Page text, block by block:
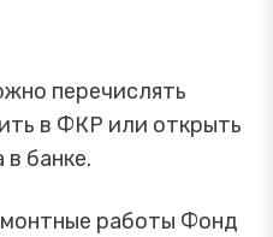
перечислять
в ФКР или открыть
банке.
работы Фонд